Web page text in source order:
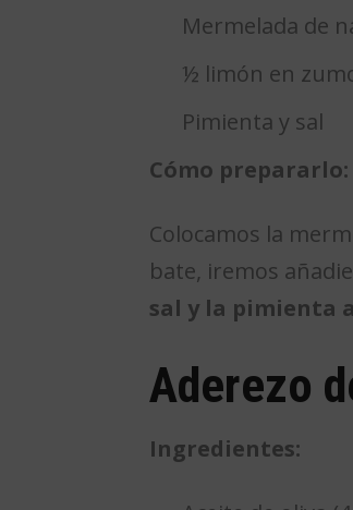
Mermelada de
½ limón en
Pimienta y sal
Cómo prepararlo:
Colocamos la
bate, iremos
sal y la pimienta
Aderezo
Ingredientes: